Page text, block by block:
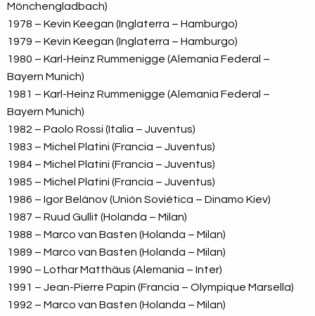
Mönchengladbach)
1978 – Kevin Keegan (Inglaterra – Hamburgo)
1979 – Kevin Keegan (Inglaterra – Hamburgo)
1980 – Karl-Heinz Rummenigge (Alemania Federal –
Bayern Munich)
1981 – Karl-Heinz Rummenigge (Alemania Federal –
Bayern Munich)
1982 – Paolo Rossi (Italia – Juventus)
1983 – Michel Platini (Francia – Juventus)
1984 – Michel Platini (Francia – Juventus)
1985 – Michel Platini (Francia – Juventus)
1986 – Igor Belánov (Unión Soviética – Dinamo Kiev)
1987 – Ruud Gullit (Holanda – Milan)
1988 – Marco van Basten (Holanda – Milan)
1989 – Marco van Basten (Holanda – Milan)
1990 – Lothar Matthäus (Alemania – Inter)
1991 – Jean-Pierre Papin (Francia – Olympique Marsella)
1992 – Marco van Basten (Holanda – Milan)